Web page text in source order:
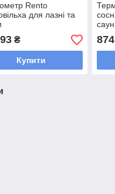
Rento
для лазні та
₴
Купити